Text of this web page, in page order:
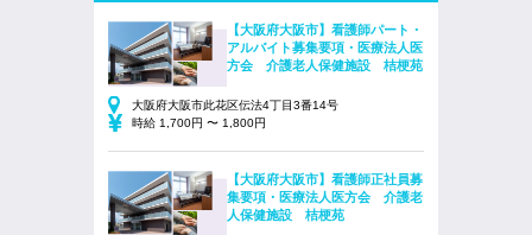
【大阪府大阪市】看護師パート・
アルバイト募集要項・医療法人医
方会 介護老人保健施設 桔梗苑
大阪府大阪市此花区伝法4丁目3番14号
時給 1,700円 〜 1,800円
【大阪府大阪市】看護師正社員募
集要項・医療法人医方会 介護老
人保健施設 桔梗苑